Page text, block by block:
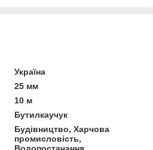
Україна
25 мм
10 м
Бутилкаучук
Будівництво, Харчова
промисловість,
Водопостачання,